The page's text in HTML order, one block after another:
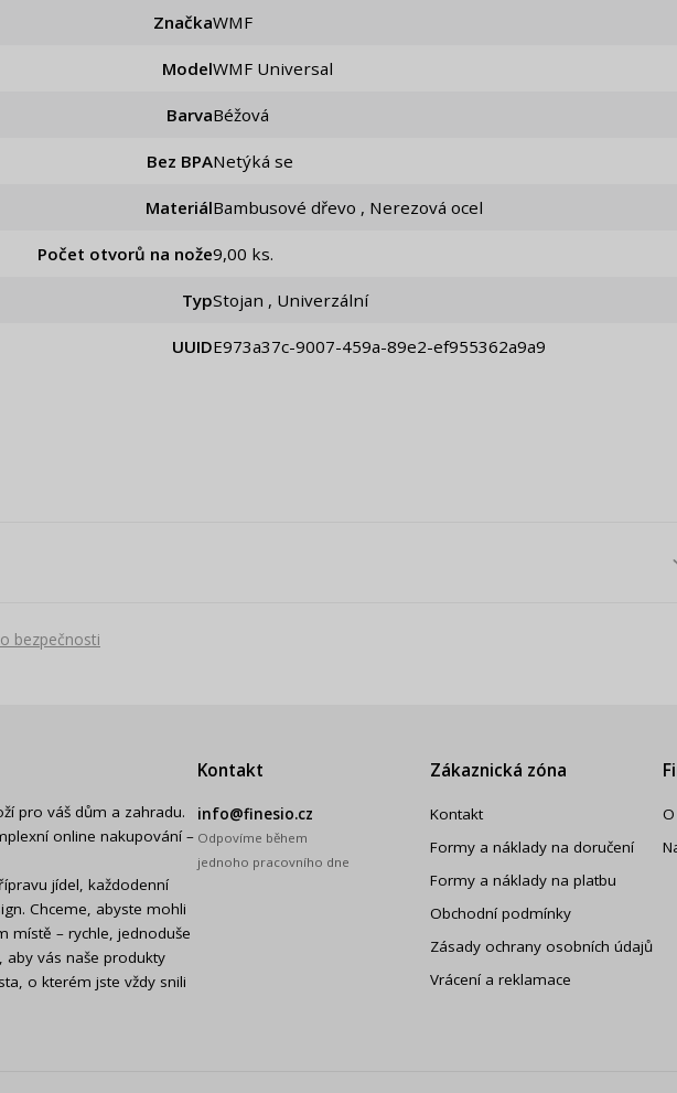
Značka WMF
Model WMF Universal
Barva Béžová
Bez BPA Netýká se
Materiál Bambusové dřevo , Nerezová ocel
Počet otvorů na nože 9,00 ks.
Typ Stojan , Univerzální
UUID e973a37c-9007-459a-89e2-ef955362a9a9
bezpečnosti
pro váš dům a zahradu.
online nakupování –
jídel, každodenní
Chceme, abyste mohli
místě – rychle, jednoduše
aby vás naše produkty
o kterém jste vždy snili
Kontakt
info@finesio.cz
Odpovíme během
jednoho pracovního dne
Zákaznická zóna
Kontakt
Formy a náklady na doručení
Formy a náklady na platbu
Obchodní podmínky
Zásady ochrany osobních údajů
Vrácení a reklamace